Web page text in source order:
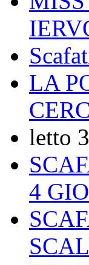
LA
letto
4